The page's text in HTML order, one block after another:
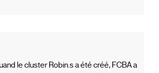
le cluster Robin.s a été créé, FCBA a